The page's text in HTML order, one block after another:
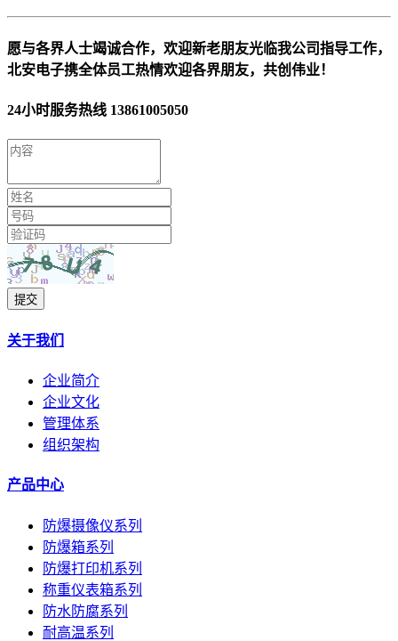
愿与各界人士竭诚合作，欢迎新老朋友光临我公司指导工作，
北安电子携全体员工热情欢迎各界朋友，共创伟业！
24小时服务热线 13861005050
提交
关于我们
企业简介
企业文化
管理体系
组织架构
产品中心
防爆摄像仪系列
防爆箱系列
防爆打印机系列
称重仪表箱系列
防水防腐系列
耐高温系列